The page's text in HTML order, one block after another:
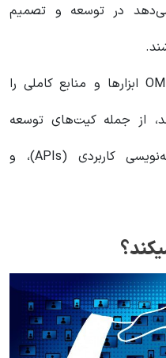
در توسعه و تصمیم‌
شبکه OMNI ابزارها و منابع کاملی را
از جمله کیت‌های توسعه
نرم‌افزار (SDKs)، رابط‌های برنامه‌نویسی کاربردی (APIs)، و